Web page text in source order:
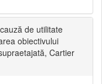
de utilitate
obiectivului
Cartier